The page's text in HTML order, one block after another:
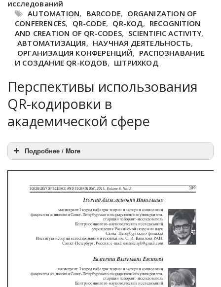
исследований
AUTOMATION, BARCODE, ORGANIZATION OF
CONFERENCES, QR-CODE, QR-КОД, RECOGNITION
AND CREATION OF QR-CODES, SCIENTIFIC ACTIVITY,
АВТОМАТИЗАЦИЯ, НАУЧНАЯ ДЕЯТЕЛЬНОСТЬ,
ОРГАНИЗАЦИЯ КОНФЕРЕНЦИЙ, РАСПОЗНАВАНИЕ
И СОЗДАНИЕ QR-КОДОВ, ШТРИХКОД
Перспективы использования
QR-кодировки в
академической сфере
Подробнее / More